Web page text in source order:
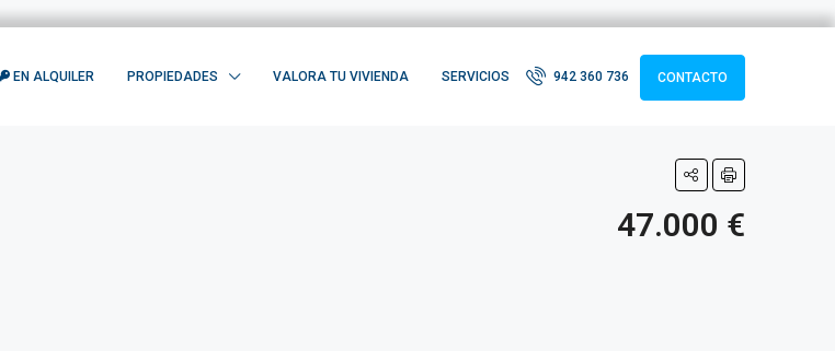
EN ALQUILER PROPIEDADES VALORA TU VIVIENDA SERVICIOS 942 360 736 CONTACTO
47.000 €